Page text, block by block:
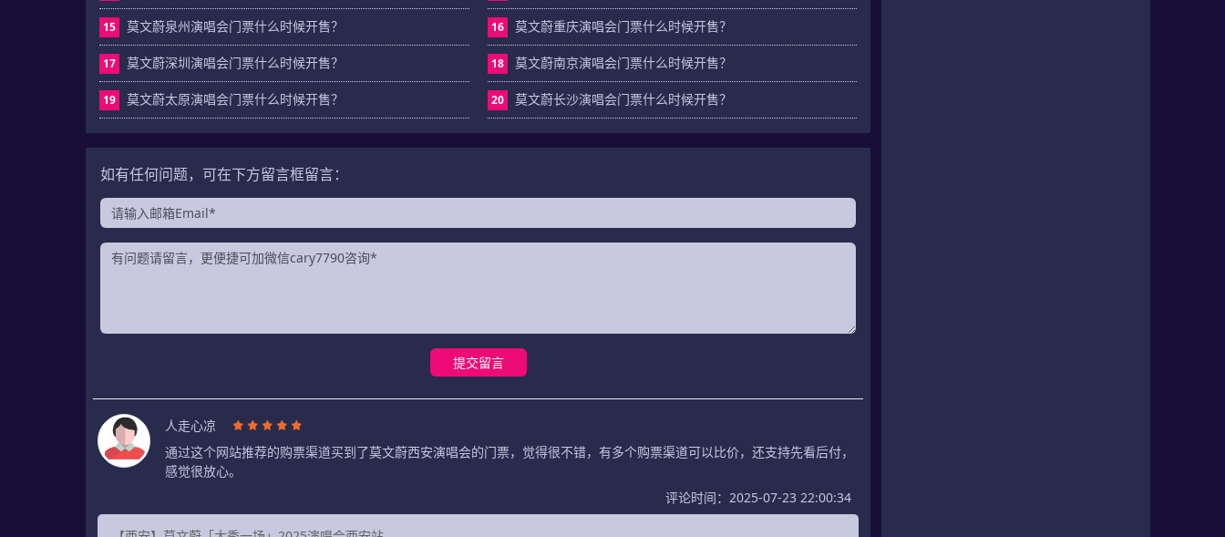
15 莫文蔚泉州演唱会门票什么时候开售？ 16 莫文蔚重庆演唱会门票什么时候开售？
17 莫文蔚深圳演唱会门票什么时候开售？ 18 莫文蔚南京演唱会门票什么时候开售？
19 莫文蔚太原演唱会门票什么时候开售？ 20 莫文蔚长沙演唱会门票什么时候开售？
如有任何问题，可在下方留言框留言：
提交留言
人走心凉
通过这个网站推荐的购票渠道买到了莫文蔚西安演唱会的门票，觉得很不错，有多个购票渠道可以比价，还支持先看后付，
感觉很放心。
评论时间：2025-07-23 22:00:34